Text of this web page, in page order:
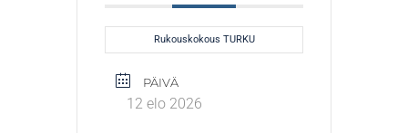
Rukouskokous TURKU
PÄIVÄ
12 elo 2026